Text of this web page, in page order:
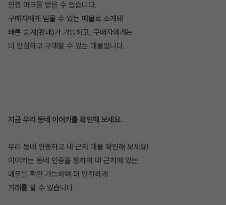
인증 마크를 받을 수 있습니다.
구매자에게 믿을 수 있는 매물로 소개돼
빠른 승계(판매)가 가능하고, 구매자에게는
더 안심하고 구매할 수 있는 매물입니다.
지금 우리 동네 이어카를 확인해 보세요.
우리 동네 인증하고 내 근처 매물 확인해 보세요!
이어카는 동네 인증을 통하여 내 근처에 있는
매물을 확인 가능하여 더 안전하게
거래를 할 수 있습니다.